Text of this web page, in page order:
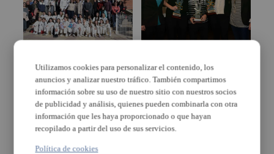
campions i campiones
del 2025
reinen a la Gala de
l’Esport a Paiporta
Utilizamos cookies para personalizar el contenido, los
anuncios y analizar nuestro tráfico. También compartimos
información sobre su uso de nuestro sitio con nuestros socios
de publicidad y análisis, quienes pueden combinarla con otra
información que les haya proporcionado o que hayan
recopilado a partir del uso de sus servicios.
Política de cookies